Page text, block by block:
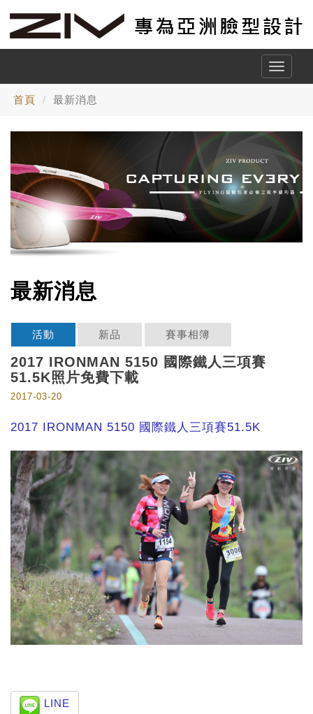
Toggle
首頁 最新消息
最新消息
活動 新品 賽事相簿
2017 IRONMAN 5150 國際鐵人三項賽
51.5K照片免費下載
2017-03-20
2017 IRONMAN 5150 國際鐵人三項賽51.5K
LINE